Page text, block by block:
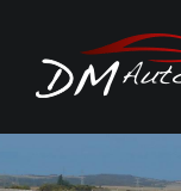
contenu